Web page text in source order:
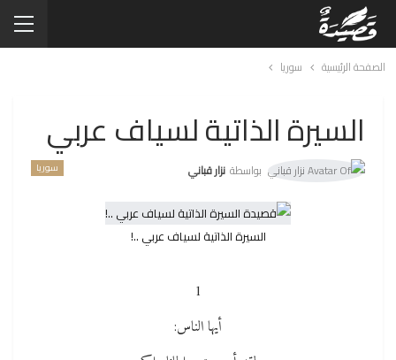
الصفحة الرئيسية سوريا
السيرة الذاتية لسياف عربي
سوريا بواسطة نزار قباني
السيرة الذاتية لسياف عربي ..!
1
أيها الناس: